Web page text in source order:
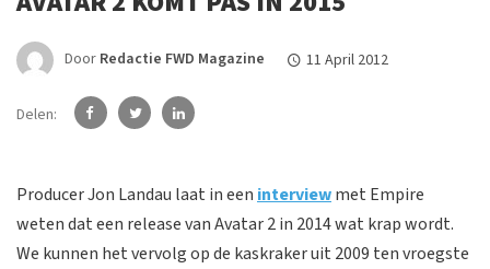
Door Redactie FWD Magazine 11 April 2012
Delen:
Producer Jon Landau laat in een interviewmet Empire
weten dat een release van Avatar 2 in 2014 wat krap wordt.
We kunnen het vervolg op de kaskraker uit 2009 ten vroegste